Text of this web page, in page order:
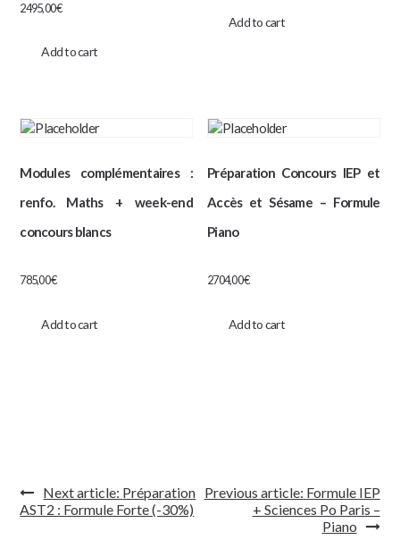
2495,00€
Add to cart
Add to cart
Modules complémentaires :
renfo. Maths + week-end
concours blancs
785,00€
Add to cart
Préparation Concours IEP et
Accès et Sésame – Formule
Piano
2704,00€
Add to cart
de
Previous article: Formule IEP
+ Sciences Po Paris –
Piano
Next article: Préparation
AST2 : Formule Forte (-30%)